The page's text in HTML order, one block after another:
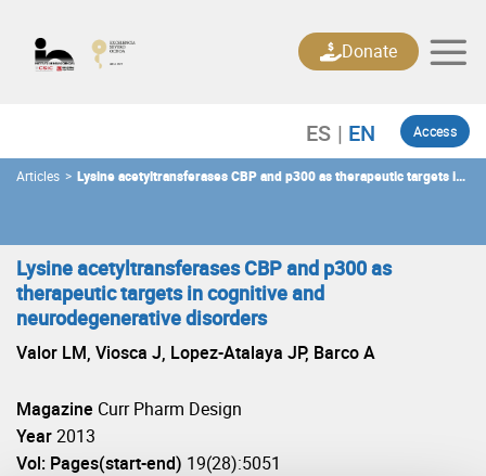
content
Access
Donate
Articles > Lysine acetyltransferases CBP and p300 as therapeutic targets in
Lysine acetyltransferases CBP and p300 as
therapeutic targets in cognitive and
neurodegenerative disorders
Valor LM, Viosca J, Lopez-Atalaya JP, Barco A
Magazine Curr Pharm Design
Year2013
Vol: Pages(start-end) 19(28):5051